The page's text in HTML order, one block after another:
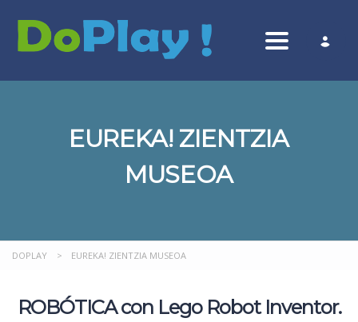
Toggle
EUREKA! ZIENTZIA
MUSEOA
DOPLAY > EUREKA! ZIENTZIA MUSEOA
ROBÓTICA con Lego Robot Inventor.